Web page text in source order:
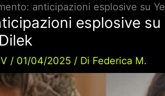
anticipazioni esplosive su
esplosive su
/ 01/04/2025 / Di Federica M.